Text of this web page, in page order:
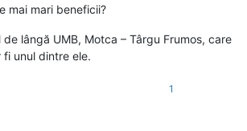
mai mari beneficii?
de lângă UMB, Motca – Târgu Frumos, care
unul dintre ele.
1